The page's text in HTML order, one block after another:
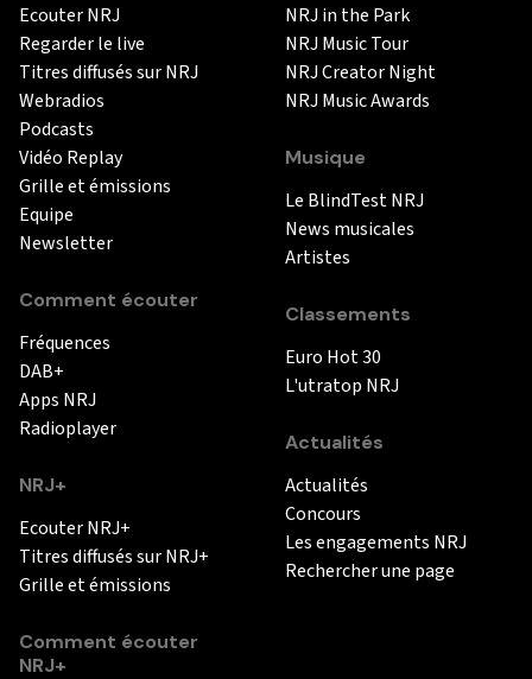
Ecouter NRJ
Regarder le live
Titres diffusés sur NRJ
Webradios
Podcasts
Vidéo Replay
Grille et émissions
Equipe
Newsletter
Comment écouter
Fréquences
DAB+
Apps NRJ
Radioplayer
NRJ+
Ecouter NRJ+
Titres diffusés sur NRJ+
Grille et émissions
Comment écouter
NRJ+
NRJ in the Park
NRJ Music Tour
NRJ Creator Night
NRJ Music Awards
Musique
Le BlindTest NRJ
News musicales
Artistes
Classements
Euro Hot 30
L'utratop NRJ
Actualités
Actualités
Concours
Les engagements NRJ
Rechercher une page